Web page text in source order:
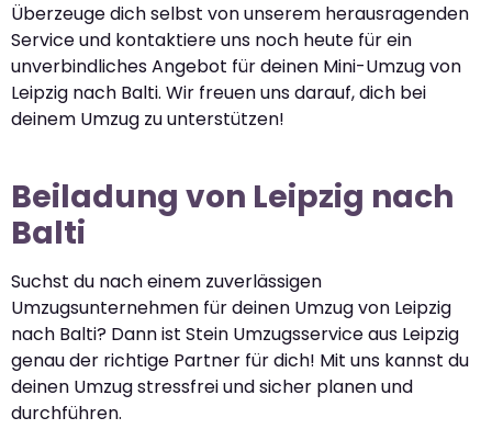
Überzeuge dich selbst von unserem herausragenden
Service und kontaktiere uns noch heute für ein
unverbindliches Angebot für deinen Mini-Umzug von
Leipzig nach Balti. Wir freuen uns darauf, dich bei
deinem Umzug zu unterstützen!
Beiladung von Leipzig nach
Balti
Suchst du nach einem zuverlässigen
Umzugsunternehmen für deinen Umzug von Leipzig
nach Balti? Dann ist Stein Umzugsservice aus Leipzig
genau der richtige Partner für dich! Mit uns kannst du
deinen Umzug stressfrei und sicher planen und
durchführen.